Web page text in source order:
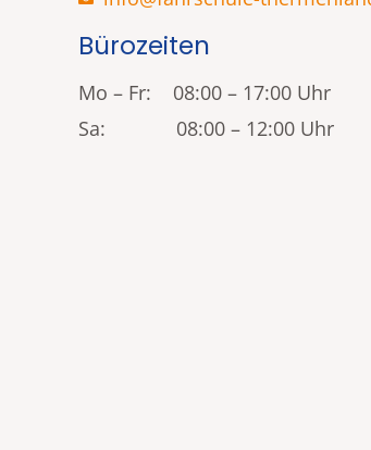
Bürozeiten
Mo – Fr: 08:00 – 17:00 Uhr
Sa: 08:00 – 12:00 Uhr